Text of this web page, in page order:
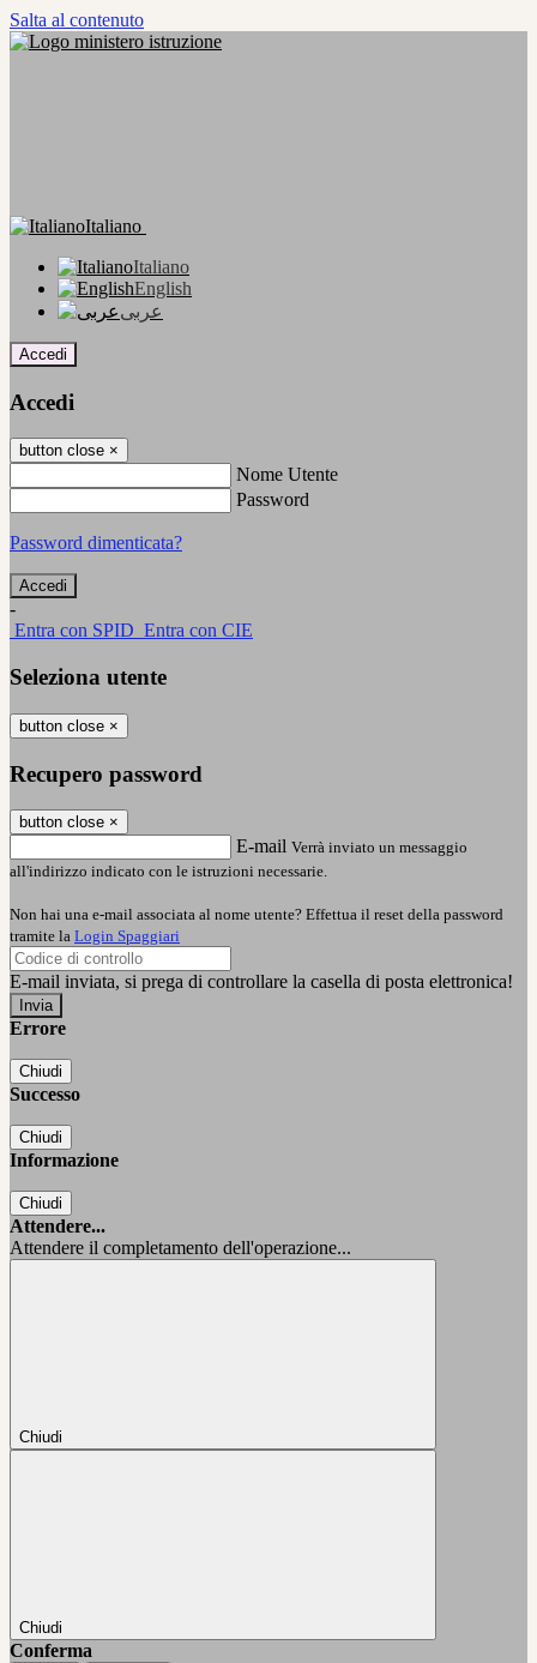
Salta al contenuto
Italiano
Italiano
English
عربى
Accedi
Accedi
button close ×
Nome Utente
Password
Password dimenticata?
-
Entra con SPID Entra con CIE
Seleziona utente
button close ×
Recupero password
button close ×
E-mail Verrà inviato un messaggio
all'indirizzo indicato con le istruzioni necessarie.
Non hai una e-mail associata al nome utente? Effettua il reset della password
tramite la Login Spaggiari
E-mail inviata, si prega di controllare la casella di posta elettronica!
Errore
Chiudi
Successo
Chiudi
Informazione
Chiudi
Attendere...
Attendere il completamento dell'operazione...
Chiudi
Chiudi
Conferma